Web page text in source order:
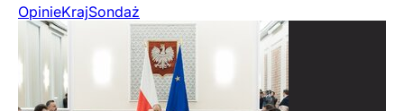
OpinieKrajSondaż